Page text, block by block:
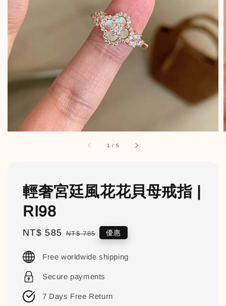
1 / 5
輕奢宮廷風花花貝母戒指 |
RI98
Sale
NT$ 585 Regular
NT$ 785 優惠
Free worldwide shipping
Secure payments
7 Days Free Return